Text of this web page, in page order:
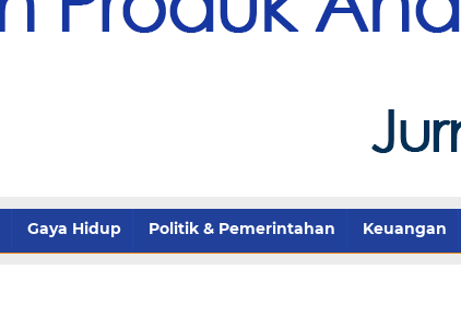
Gaya Hidup Politik & Pemerintahan Keuangan